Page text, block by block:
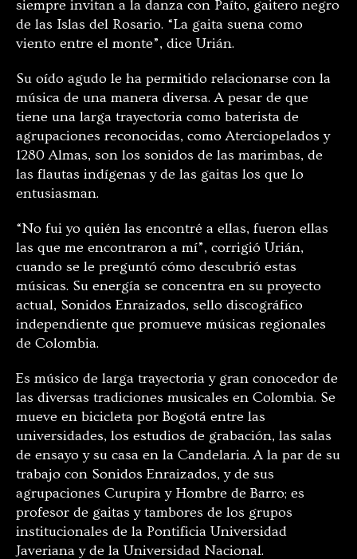
siempre invitan a la danza con Paíto, gaitero negro
de las Islas del Rosario. “La gaita suena como
viento entre el monte”, dice Urián.
Su oído agudo le ha permitido relacionarse con la
música de una manera diversa. A pesar de que
tiene una larga trayectoria como baterista de
agrupaciones reconocidas, como Aterciopelados y
1280 Almas, son los sonidos de las marimbas, de
las flautas indígenas y de las gaitas los que lo
entusiasman.
“No fui yo quién las encontré a ellas, fueron ellas
las que me encontraron a mí”, corrigió Urián,
cuando se le preguntó cómo descubrió estas
músicas. Su energía se concentra en su proyecto
actual, Sonidos Enraizados, sello discográfico
independiente que promueve músicas regionales
de Colombia.
Es músico de larga trayectoria y gran conocedor de
las diversas tradiciones musicales en Colombia. Se
mueve en bicicleta por Bogotá entre las
universidades, los estudios de grabación, las salas
de ensayo y su casa en la Candelaria. A la par de su
trabajo con Sonidos Enraizados, y de sus
agrupaciones Curupira y Hombre de Barro; es
profesor de gaitas y tambores de los grupos
institucionales de la Pontificia Universidad
Javeriana y de la Universidad Nacional.